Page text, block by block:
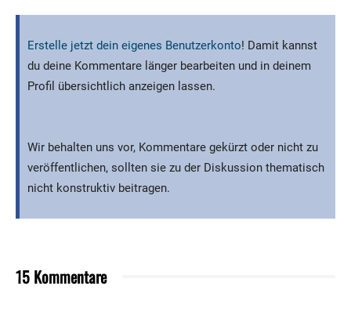
Erstelle jetzt dein eigenes Benutzerkonto! Damit kannst
du deine Kommentare länger bearbeiten und in deinem
Profil übersichtlich anzeigen lassen.
Wir behalten uns vor, Kommentare gekürzt oder nicht zu
veröffentlichen, sollten sie zu der Diskussion thematisch
nicht konstruktiv beitragen.
15 Kommentare